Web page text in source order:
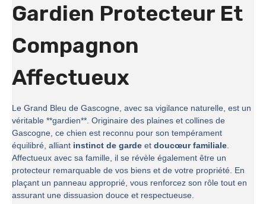
Gardien Protecteur Et
Compagnon
Affectueux
Le Grand Bleu de Gascogne, avec sa vigilance naturelle, est un
véritable **gardien**. Originaire des plaines et collines de
Gascogne, ce chien est reconnu pour son tempérament
équilibré, alliant instinct de garde et doucœur familiale.
Affectueux avec sa famille, il se révèle également être un
protecteur remarquable de vos biens et de votre propriété. En
plaçant un panneau approprié, vous renforcez son rôle tout en
assurant une dissuasion douce et respectueuse.